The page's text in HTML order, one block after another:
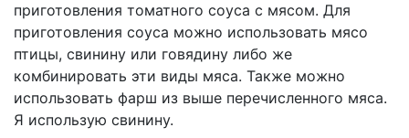
приготовления томатного соуса с мясом. Для
приготовления соуса можно использовать мясо
птицы, свинину или говядину либо же
комбинировать эти виды мяса. Также можно
использовать фарш из выше перечисленного мяса.
Я использую свинину.